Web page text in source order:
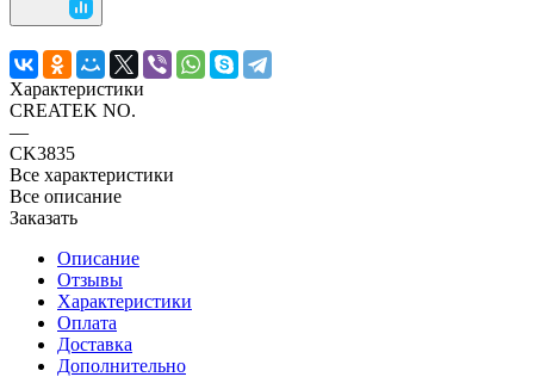
Характеристики
CREATEK NO.
—
CK3835
Все характеристики
Все описание
Заказать
Описание
Отзывы
Характеристики
Оплата
Доставка
Дополнительно